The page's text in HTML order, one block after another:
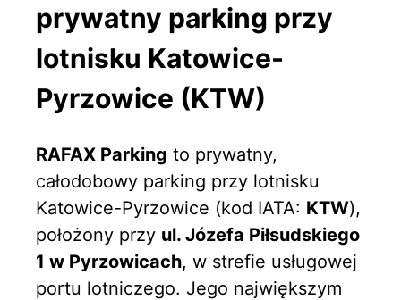
prywatny parking przy
lotnisku Katowice-
Pyrzowice (KTW)
RAFAX Parking to prywatny,
całodobowy parking przy lotnisku
Katowice-Pyrzowice (kod IATA: KTW),
położony przy ul. Józefa Piłsudskiego
1 w Pyrzowicach, w strefie usługowej
portu lotniczego. Jego największym